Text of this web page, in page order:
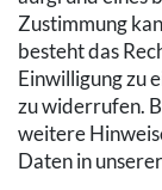
Zustimmung
besteht das
Einwilligung zu
zu widerrufen.
weitere
Daten in unserer
AGB
Impressum
Hinweise zur
Widerrufs­recht